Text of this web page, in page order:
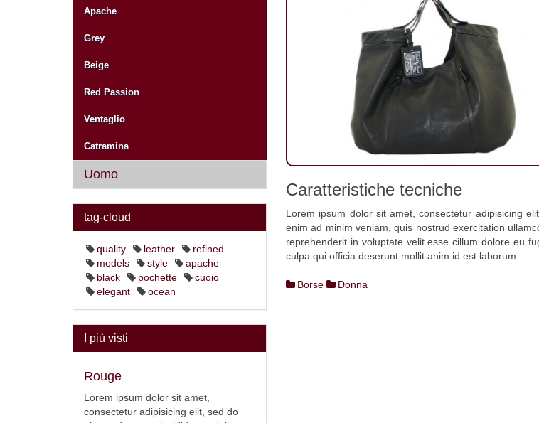
Apache
Grey
Beige
Red Passion
Ventaglio
Catramina
Uomo
tag-cloud
quality leather
refined
models
style
apache
black
pochette
cuoio
elegant
ocean
I più visti
Rouge
Lorem ipsum dolor sit amet,
consectetur adipisicing elit, sed do
Caratteristiche tecniche
Lorem ipsum dolor sit amet, consectetur adipisicing
enim ad minim veniam, quis nostrud exercitation
reprehenderit in voluptate velit esse cillum dolore eu
culpa qui officia deserunt mollit anim id est laborum
Borse Donna